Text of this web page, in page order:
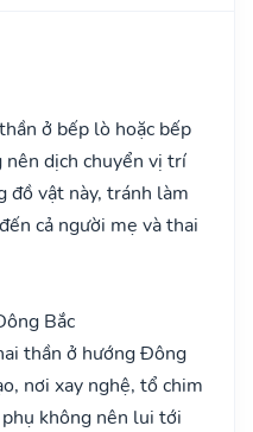
ở bếp lò hoặc bếp
dịch chuyển vị trí
đồ vật này, tránh làm
cả người mẹ và thai
Bắc
thần ở hướng Đông
nơi xay nghệ, tổ chim
không nên lui tới